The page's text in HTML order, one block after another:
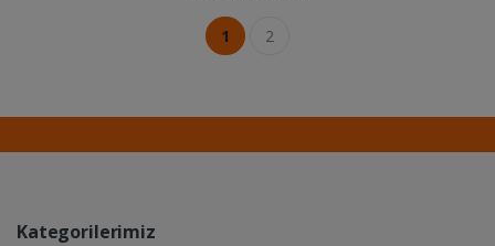
1 2
Kategorilerimiz